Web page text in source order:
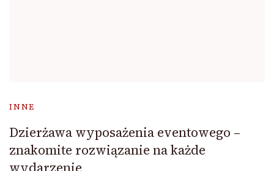
INNE
Dzierżawa wyposażenia eventowego –
znakomite rozwiązanie na każde